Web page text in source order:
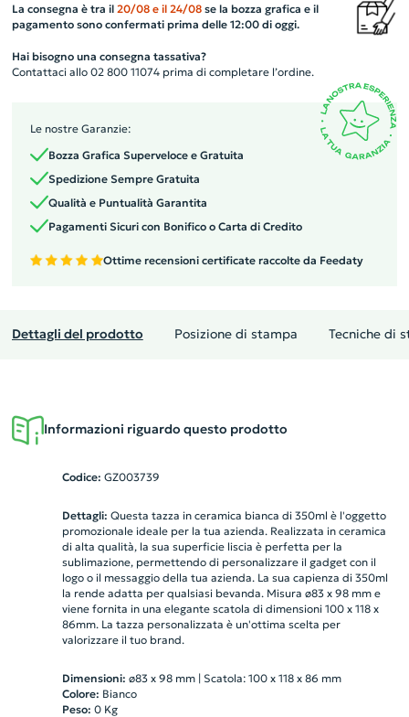
La consegna è tra il 20/08 e il 24/08se la bozza grafica e il
pagamento sono confermati prima delle 12:00 di oggi.
Hai bisogno una consegna tassativa?
Contattaci allo 02 800 11074 prima di completare l’ordine.
Le nostre Garanzie:
Bozza Grafica Superveloce e Gratuita
Spedizione Sempre Gratuita
Qualità e Puntualità Garantita
Pagamenti Sicuri con Bonifico o Carta di Credito
Ottime recensioni certificate raccolte da Feedaty
Dettagli del prodotto Posizione di stampa Tecniche di
Informazioni riguardo questo prodotto
Codice: GZ003739
Dettagli: Questa tazza in ceramica bianca di 350ml è l'oggetto
promozionale ideale per la tua azienda. Realizzata in ceramica
di alta qualità, la sua superficie liscia è perfetta per la
sublimazione, permettendo di personalizzare il gadget con il
logo o il messaggio della tua azienda. La sua capienza di 350ml
la rende adatta per qualsiasi bevanda. Misura ø83 x 98 mm e
viene fornita in una elegante scatola di dimensioni 100 x 118 x
86mm. La tazza personalizzata è un'ottima scelta per
valorizzare il tuo brand.
Dimensioni: ø83 x 98 mm | Scatola: 100 x 118 x 86 mm
Colore: Bianco
Peso: 0Kg